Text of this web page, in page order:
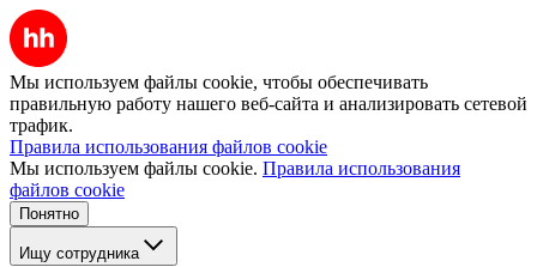
Мы используем файлы cookie, чтобы обеспечивать
правильную работу нашего веб-сайта и анализировать сетевой
трафик.
Правила использования файлов cookie
Мы используем файлы cookie. Правила использования
файлов cookie
Понятно
Ищу сотрудника